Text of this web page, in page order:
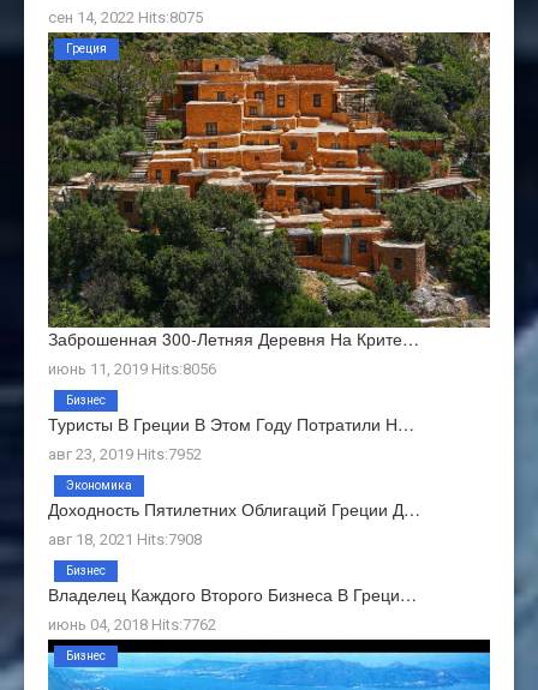
сен 14, 2022 Hits:8075
Заброшенная 300-Летняя Деревня На Крите…
июнь 11, 2019 Hits:8056
Греция
Туристы В Греции В Этом Году Потратили Н…
авг 23, 2019 Hits:7952
Бизнес
Доходность Пятилетних Облигаций Греции Д…
авг 18, 2021 Hits:7908
Экономика
Владелец Каждого Второго Бизнеса В Греци…
июнь 04, 2018 Hits:7762
Бизнес
Бизнес